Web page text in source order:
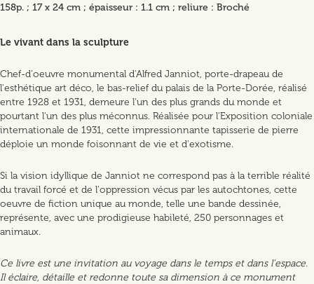
158p. ; 17 x 24 cm ; épaisseur : 1.1 cm ; reliure : Broché
Le vivant dans la sculpture
Chef-d'oeuvre monumental d'Alfred Janniot, porte-drapeau de
l'esthétique art déco, le bas-relief du palais de la Porte-Dorée, réalisé
entre 1928 et 1931, demeure l'un des plus grands du monde et
pourtant l'un des plus méconnus. Réalisée pour l'Exposition coloniale
internationale de 1931, cette impressionnante tapisserie de pierre
déploie un monde foisonnant de vie et d'exotisme.
Si la vision idyllique de Janniot ne correspond pas à la terrible réalité
du travail forcé et de l'oppression vécus par les autochtones, cette
oeuvre de fiction unique au monde, telle une bande dessinée,
représente, avec une prodigieuse habileté, 250 personnages et
animaux.
Ce livre est une invitation au voyage dans le temps et dans l'espace.
Il éclaire, détaille et redonne toute sa dimension à ce monument